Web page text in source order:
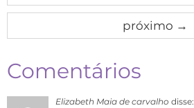
próximo →
Comentários
Elizabeth Maia de carvalho disse: